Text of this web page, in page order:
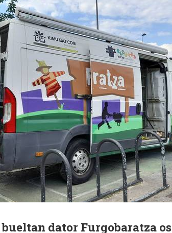
dator Furgobaratza